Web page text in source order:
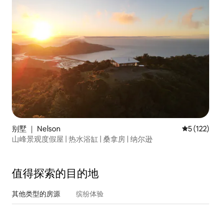
别墅 ｜ Nelson 平均评分 5
5 (122)
山峰景观度假屋 | 热水浴缸 | 桑拿房 | 纳尔逊
值得探索的目的地
其他类型的房源 缤纷体验